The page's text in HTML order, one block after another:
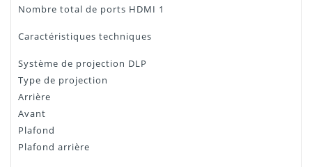
Nombre total de ports HDMI 1
Caractéristiques techniques
Système de projection DLP
Type de projection
Arrière
Avant
Plafond
Plafond arrière